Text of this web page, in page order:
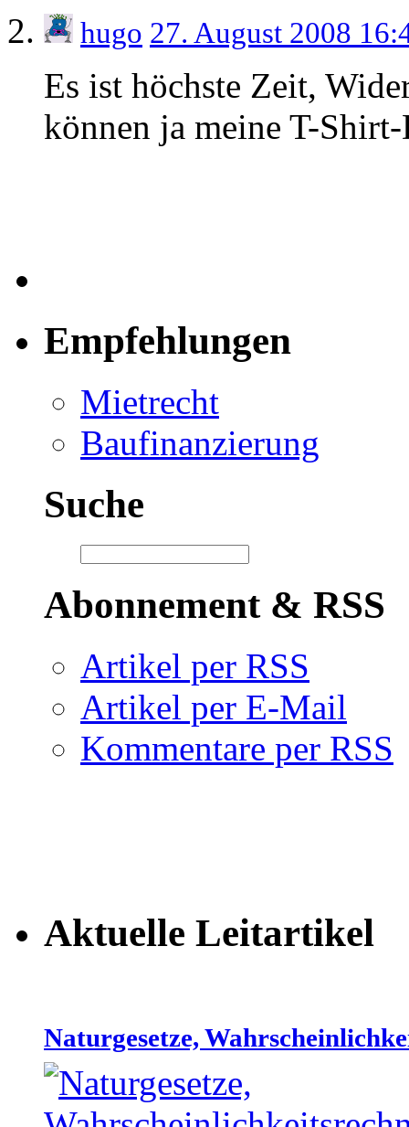
hugo 27. August 2008
Es ist höchste Zeit,
können ja meine T-
Empfehlungen
Mietrecht
Baufinanzierung
Suche
Abonnement & RSS
Artikel per RSS
Artikel per E-Mail
Kommentare per RSS
Aktuelle Leitartikel
Naturgesetze,